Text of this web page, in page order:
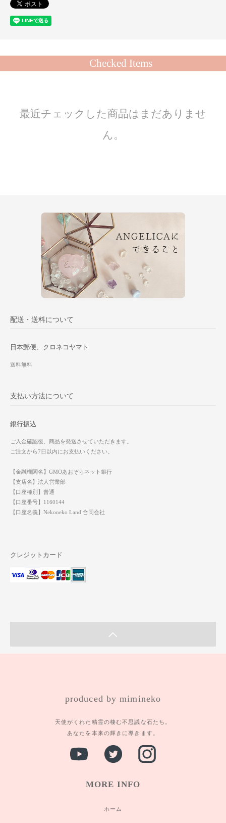
Checked Items
最近チェックした商品はまだありませ
ん。
配送・送料について
日本郵便、クロネコヤマト
送料無料
支払い方法について
銀行振込
ご入金確認後、商品を発送させていただきます。
ご注文から7日以内にお支払いください。
【金融機関名】GMOあおぞらネット銀行
【支店名】法人営業部
【口座種別】普通
【口座番号】1160144
【口座名義】Nekoneko Land 合同会社
クレジットカード
produced by mimineko
天使がくれた精霊の棲む不思議な石たち。
あなたを本来の輝きに導きます。
MORE INFO
ホーム